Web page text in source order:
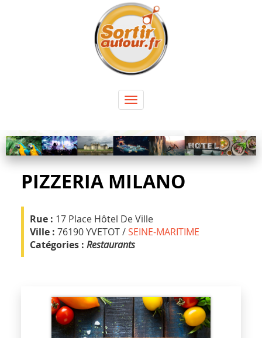
Toggle
navigation
PIZZERIA MILANO
Rue : 17 Place Hôtel De Ville
Ville : 76190 YVETOT /SEINE-MARITIME
Catégories : Restaurants
Panneau de gestion des cookies